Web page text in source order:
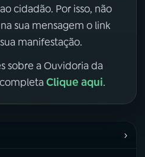
cidadão. Por isso, não
sua mensagem o link
manifestação.
sobre a Ouvidoria da
completa Clique aqui.
›